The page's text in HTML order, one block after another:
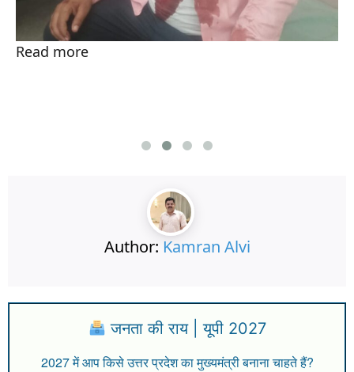
Read more
Author: Kamran Alvi
जनता की राय | यूपी 2027
2027 में आप किसे उत्तर प्रदेश का मुख्यमंत्री बनाना चाहते हैं?